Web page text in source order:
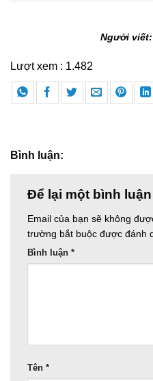
Người viết: Phạm
Lượt xem : 1.482
Bình luận:
Để lại một bình luận
Email của bạn sẽ không
trường bắt buộc được đánh
Bình luận *
Tên *